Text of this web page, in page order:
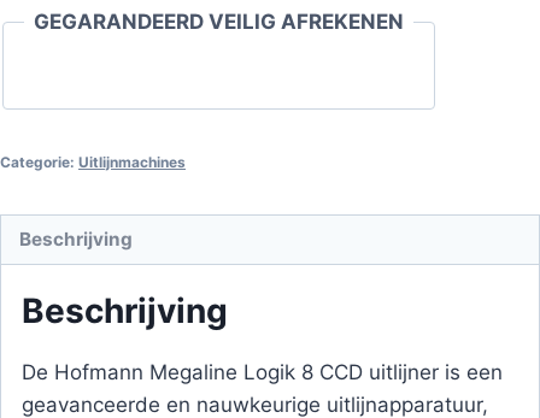
GEGARANDEERD VEILIG AFREKENEN
Categorie: Uitlijnmachines
Beschrijving
Beschrijving
De Hofmann Megaline Logik 8 CCD uitlijner is een
geavanceerde en nauwkeurige uitlijnapparatuur,